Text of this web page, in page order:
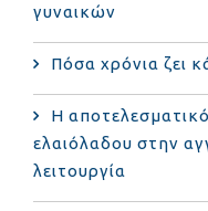
γυναικών
Πόσα χρόνια ζει
Η
ελαιόλαδου στην
λειτουργία